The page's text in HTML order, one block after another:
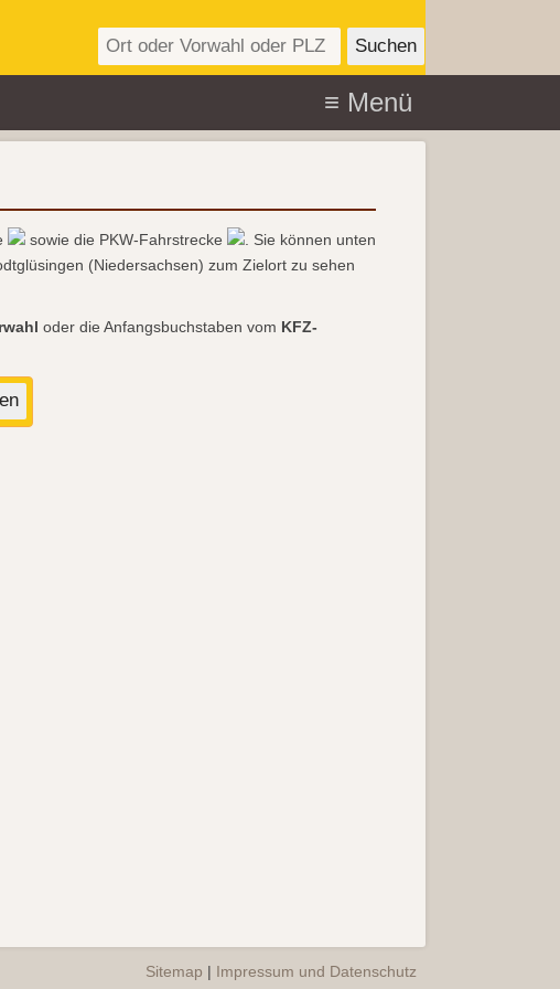
sowie die PKW-Fahrstrecke
. Sie können unten
(Niedersachsen) zum Zielort zu sehen
oder die Anfangsbuchstaben vom KFZ-
Sitemap | Impressum und Datenschutz